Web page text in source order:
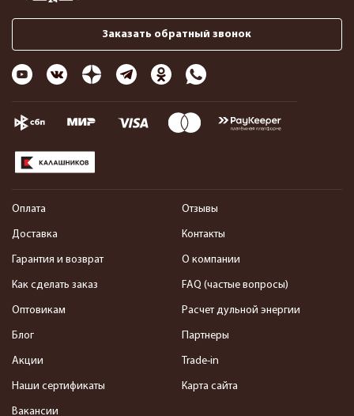
Заказать обратный звонок
Оплата
Доставка
Гарантия и возврат
Как сделать заказ
Оптовикам
Блог
Акции
Наши сертификаты
Вакансии
Отзывы
Контакты
О компании
FAQ (частые вопросы)
Расчет дульной энергии
Партнеры
Trade-in
Карта сайта